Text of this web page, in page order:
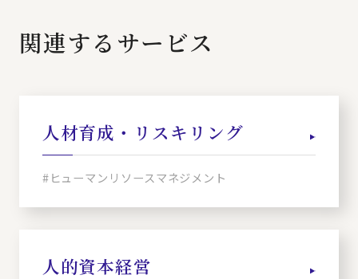
関連するサービス
人材育成・リスキリング
#ヒューマンリソースマネジメント
人的資本経営